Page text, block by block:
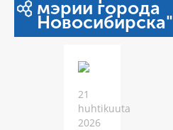
мэрии города
Новосибирска"
21
huhtikuuta
2026